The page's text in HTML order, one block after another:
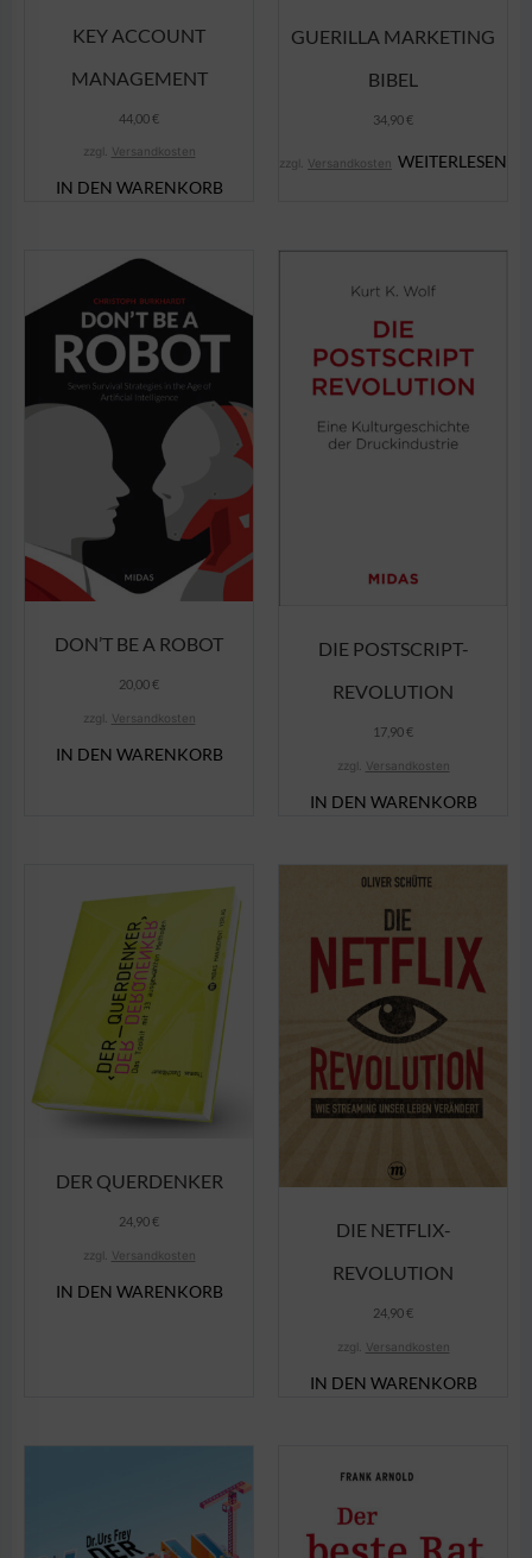
KEY ACCOUNT
MANAGEMENT
44,00€
zzgl. Versandkosten
IN DEN WARENKORB
GUERILLA MARKETING
BIBEL
34,90€
zzgl. Versandkosten WEITERLESEN
DON’T BE A ROBOT
20,00€
zzgl. Versandkosten
IN DEN WARENKORB
DIE POSTSCRIPT-
REVOLUTION
17,90€
zzgl. Versandkosten
IN DEN WARENKORB
DER QUERDENKER
24,90€
zzgl. Versandkosten
IN DEN WARENKORB
DIE NETFLIX-
REVOLUTION
24,90€
zzgl. Versandkosten
IN DEN WARENKORB